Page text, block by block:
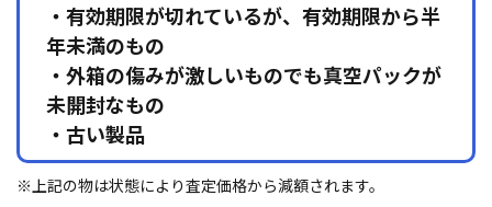
・有効期限が切れているが、有効期限から半
年未満のもの
・外箱の傷みが激しいものでも真空パックが
未開封なもの
・古い製品
※上記の物は状態により査定価格から減額されます。